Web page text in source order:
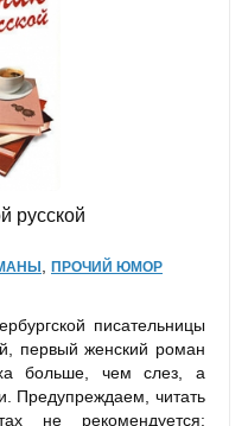
русской
ПРОЧИЙ ЮМОР
писательницы
первый женский роман
больше, чем слез, а
Предупреждаем, читать
не рекомендуется: